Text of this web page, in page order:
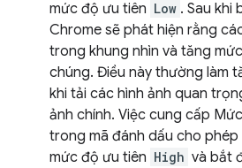
mức độ ưu tiên Low . Sau khi
Chrome sẽ phát hiện rằng
trong khung nhìn và tăng
chúng. Điều này thường làm
khi tải các hình ảnh quan
ảnh chính. Việc cung cấp
trong mã đánh dấu cho
mức độ ưu tiên High và bắt